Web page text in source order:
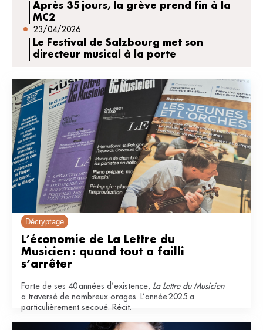
Après 35 jours, la grève prend fin à la
MC2
23/04/2026
Le Festival de Salzbourg met son
directeur musical à la porte
Décryptage
L’économie de La Lettre du
Musicien : quand tout a failli
s’arrêter
Forte de ses 40 années d’existence, La Lettre du Musicien
a traversé de nombreux orages. L’année 2025 a
particulièrement secoué. Récit.